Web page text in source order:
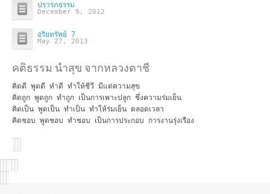
ปรารภธรรม
December 9, 2012
อริยทรัพย์ 7
May 27, 2013
คติธรรม นำสุข จากหลวงตาชี
คิดดี พูดดี ทำดี ทำให้ชีวี มีแต่ความสุข
คิดถูก พูดถูก ทำถูก เป็นการเพาะปลูก ชึ่งความร่มเย็น
คิดเป็น พูดเป็น ทำเป็น ทำให้ร่มเย็น ตลอดเวลา
คิดชอบ พูดชอบ ทำชอบ เป็นการประกอบ การงานรุ่งเรือง